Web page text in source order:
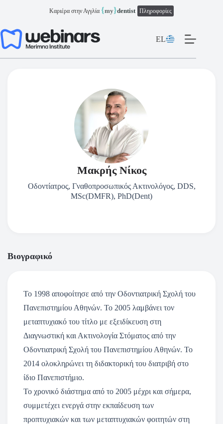
Καριέρα στην Αγγλία {my}dentist Πληροφορίες
EL
Μακρής Νίκος
Οδοντίατρος, Γναθοπροσωπικός Ακτινολόγος, DDS,
MSc(DMFR), PhD(Dent)
Βιογραφικό
Το 1998 αποφοίτησε από την Οδοντιατρική Σχολή του
Πανεπιστημίου Αθηνών. Το 2005 λαμβάνει τον
μεταπτυχιακό του τίτλο με εξειδίκευση στη
Διαγνωστική και Ακτινολογία Στόματος από την
Οδοντιατρική Σχολή του Πανεπιστημίου Αθηνών. Το
2014 ολοκληρώνει τη διδακτορική του διατριβή στο
ίδιο Πανεπιστήμιο.
Το χρονικό διάστημα από το 2005 μέχρι και σήμερα,
συμμετέχει ενεργά στην εκπαίδευση των
προπτυχιακών και των μεταπτυχιακών φοιτητών στη